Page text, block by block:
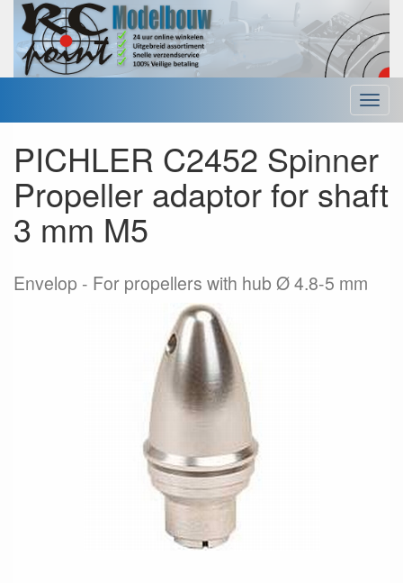
Menu
PICHLER C2452 Spinner
Propeller adaptor for shaft
3 mm M5
Envelop For propellers with hub Ø 4.8-5 mm